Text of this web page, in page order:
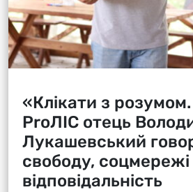
«Клікати з розумом.
ProЛІС отець
Лукашевський
свободу, соцмережі
відповідальність